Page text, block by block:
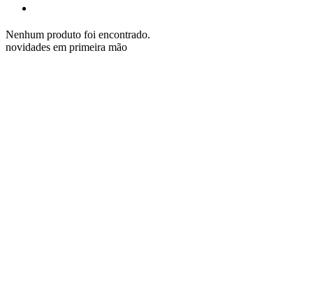
Nenhum produto foi encontrado.
novidades em primeira mão